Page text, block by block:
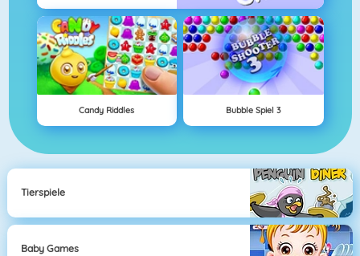
Candy Riddles Bubble Spiel 3
Tierspiele
Baby Games